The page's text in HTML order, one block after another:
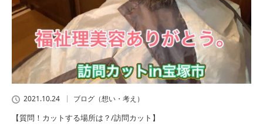
2021.10.24 ブログ（想い・考え）
【質問！カットする場所は？/訪問カット】